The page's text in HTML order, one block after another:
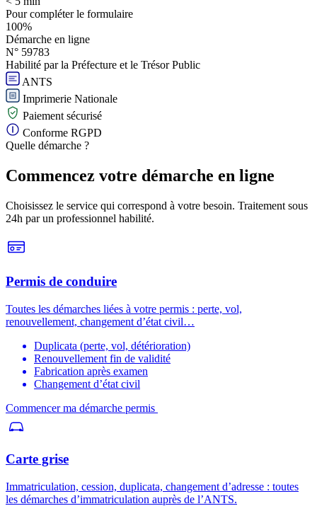
Pour compléter le formulaire
100%
Démarche en ligne
N° 59783
Habilité par la Préfecture et le Trésor Public
ANTS
Imprimerie Nationale
Paiement sécurisé
Conforme RGPD
Quelle démarche ?
Commencez votre démarche en ligne
Choisissez le service qui correspond à votre besoin. Traitement sous
24h par un professionnel habilité.
Permis de conduire
Toutes les démarches liées à votre permis : perte, vol,
renouvellement, changement d’état civil…
Duplicata (perte, vol, détérioration)
Renouvellement fin de validité
Fabrication après examen
Changement d’état civil
Commencer ma démarche permis
Carte grise
Immatriculation, cession, duplicata, changement d’adresse : toutes
les démarches d’immatriculation auprès de l’ANTS.